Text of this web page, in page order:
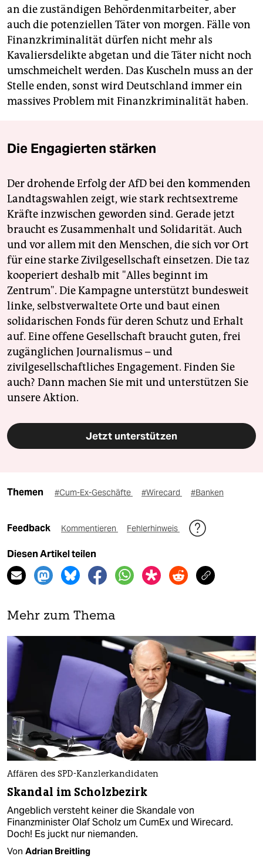
an die zuständigen Behördenmitarbeiter, aber
auch die potenziellen Täter von morgen. Fälle von
Finanzkriminalität dürfen nicht mehr als
Kavaliersdelikte abgetan und die Täter nicht noch
umschmeichelt werden. Das Kuscheln muss an der
Stelle enden, sonst wird Deutschland immer ein
massives Problem mit Finanzkriminalität haben.
Die Engagierten stärken
Der drohende Erfolg der AfD bei den kommenden
Landtagswahlen zeigt, wie stark rechtsextreme
Kräfte inzwischen geworden sind. Gerade jetzt
braucht es Zusammenhalt und Solidarität. Auch
und vor allem mit den Menschen, die sich vor Ort
für eine starke Zivilgesellschaft einsetzen. Die taz
kooperiert deshalb mit "Alles beginnt im
Zentrum". Die Kampagne unterstützt bundesweit
linke, selbstverwaltete Orte und baut einen
solidarischen Fonds für deren Schutz und Erhalt
auf. Eine offene Gesellschaft braucht guten, frei
zugänglichen Journalismus – und
zivilgesellschaftliches Engagement. Finden Sie
auch? Dann machen Sie mit und unterstützen Sie
unsere Aktion.
Jetzt unterstützen
Themen #Cum-Ex-Geschäfte #Wirecard #Banken
Feedback Kommentieren Fehlerhinweis
Diesen Artikel teilen
Mehr zum Thema
Affären des SPD-Kanzlerkandidaten
Skandal im Scholzbezirk
Angeblich versteht keiner die Skandale von
Finanzminister Olaf Scholz um CumEx und Wirecard.
Doch! Es juckt nur niemanden.
Von Adrian Breitling